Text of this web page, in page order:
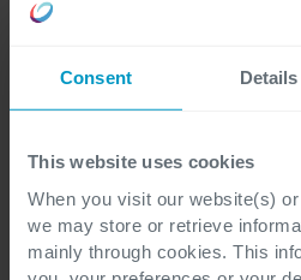
Consent Details
This website uses cookies
When you visit our website(s)
we may store or retrieve
mainly through cookies. This
E-mail*